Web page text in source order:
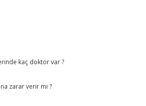
kaç doktor var ?
zarar verir mi ?